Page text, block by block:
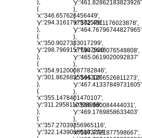
},
{
'x':'346.657626456449',
'y':'294.3161797372579'
},
{
'x':'350.9027333017299',
'y':'298.79691577307926'
},
{
'x':'354.91200087782846',
'y':'301.8626825344308'
},
{
'x':'355.1478401470107',
'y':'311.2958110308969'
},
{
'x':'357.27039356965116',
'y':'322.14390880183294'
'y':'461.82862183823926'
},
{
'x':'592.4811176023878',
'y':'464.76796744827965'
},
{
'x':'594.2448076548808',
'y':'465.0619020092837'
},
{
'x':'595.1266526811273',
'y':'467.41337849731605'
},
{
'x':'598.360084444031',
'y':'469.1769858633403'
},
{
'x':'597.7721877598667',